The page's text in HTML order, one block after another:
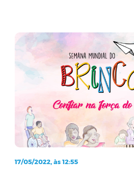
17/05/2022, às 12:55